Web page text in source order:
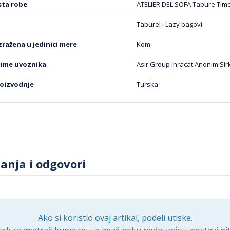
svakom domu. Investirajte u komad nameštaja koji će
robe ATELIER DEL SOFA Tabure
Taburei i Lazy bagovi
u jedinici mere Kom
ime uvoznika Asır Group Ihracat Anonim
Turska
i odgovori
Ako si koristio ovaj artikal, podeli utiske.